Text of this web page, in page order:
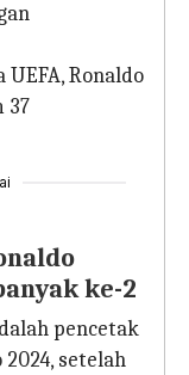
Ronaldo
37
ke-2
pencetak
setelah